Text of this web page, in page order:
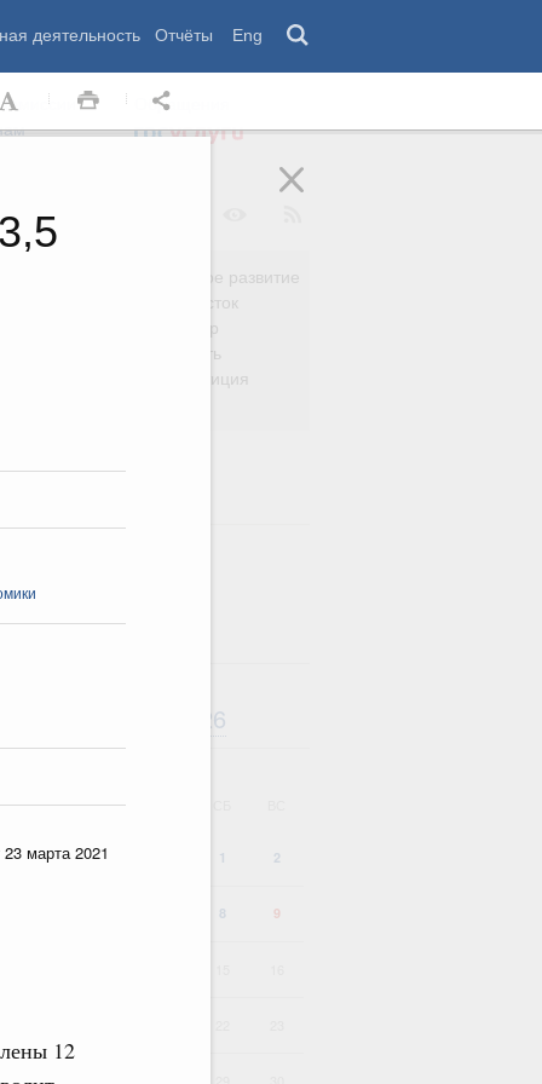
деятельность Отчёты Eng
марта 2021
12
Обращения
Региональное развитие
Дальний Восток
Россия и мир
Безопасность
Право и юстиция
2026
СР ЧТ
1 2
8 9